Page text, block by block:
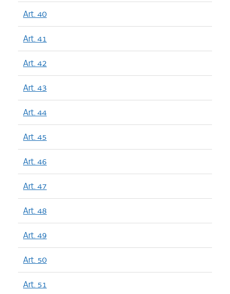
Art. 40
Art. 41
Art. 42
Art. 43
Art. 44
Art. 45
Art. 46
Art. 47
Art. 48
Art. 49
Art. 50
Art. 51